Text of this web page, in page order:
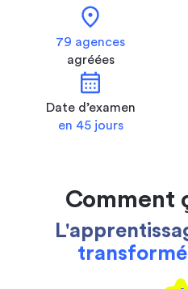
location_on
79 agences
agréées
calendar_month
Date d’examen
en 45 jours
Comment